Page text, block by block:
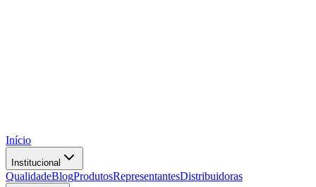
Início
Institucional
QualidadeBlogProdutosRepresentantesDistribuidoras